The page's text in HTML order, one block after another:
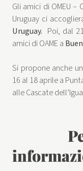
Gli amici di OMEU –
Uruguay ci
Uruguay. Poi, dal
amici di OAME a
Si propone anche
16 al 18 aprile a
alle Cascate